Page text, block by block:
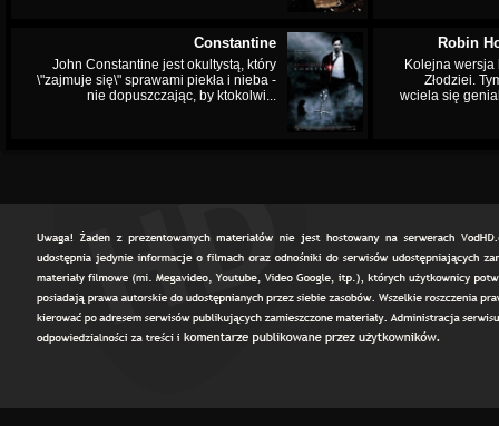
Constantine
John Constantine jest okultystą, który
\"zajmuje się\" sprawami piekła i nieba -
nie dopuszczając, by ktokolwi...
Robin
Kolejna wersja
Złodziei.
wciela się